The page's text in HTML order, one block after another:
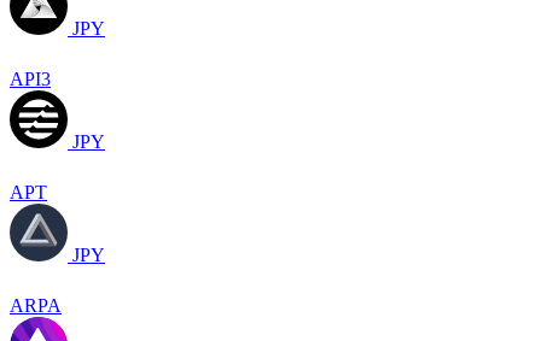
JPY
API3
JPY
APT
JPY
ARPA